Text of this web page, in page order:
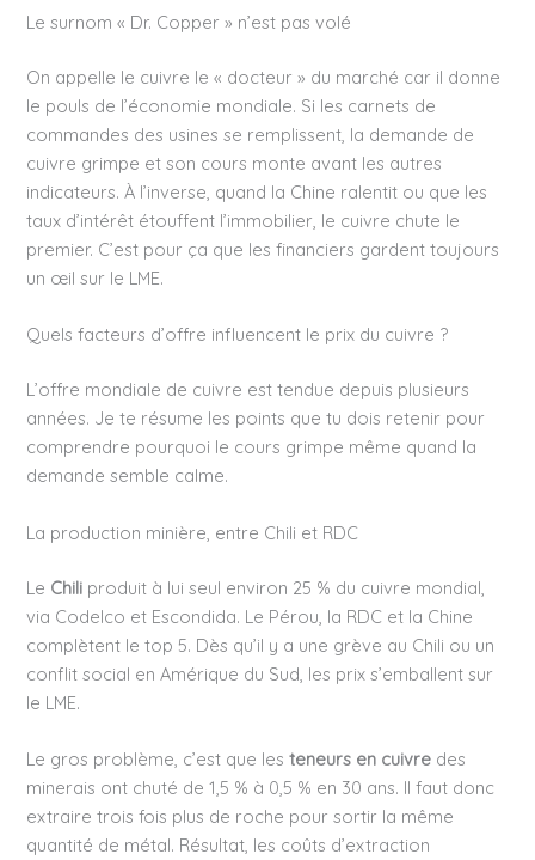
Le surnom « Dr. Copper » n’est pas volé
On appelle le cuivre le « docteur » du marché car il donne
le pouls de l’économie mondiale. Si les carnets de
commandes des usines se remplissent, la demande de
cuivre grimpe et son cours monte avant les autres
indicateurs. À l’inverse, quand la Chine ralentit ou que les
taux d’intérêt étouffent l’immobilier, le cuivre chute le
premier. C’est pour ça que les financiers gardent toujours
un œil sur le LME.
Quels facteurs d’offre influencent le prix du cuivre ?
L’offre mondiale de cuivre est tendue depuis plusieurs
années. Je te résume les points que tu dois retenir pour
comprendre pourquoi le cours grimpe même quand la
demande semble calme.
La production minière, entre Chili et RDC
Le Chili produit à lui seul environ 25 % du cuivre mondial,
via Codelco et Escondida. Le Pérou, la RDC et la Chine
complètent le top 5. Dès qu’il y a une grève au Chili ou un
conflit social en Amérique du Sud, les prix s’emballent sur
le LME.
Le gros problème, c’est que lesteneurs en cuivre des
minerais ont chuté de 1,5 % à 0,5 % en 30 ans. Il faut donc
extraire trois fois plus de roche pour sortir la même
quantité de métal. Résultat, les coûts d’extraction